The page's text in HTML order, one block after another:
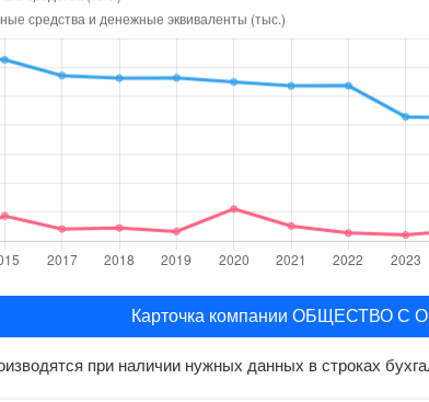
Карточка компании
при наличии нужных данных в строках